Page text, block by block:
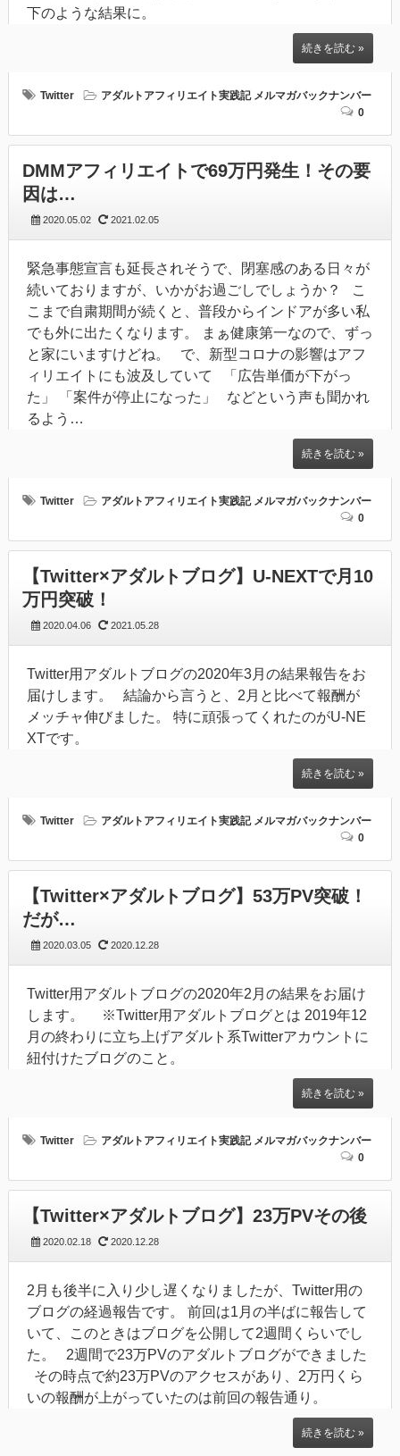
下のような結果に。
続きを読む »
Twitter アダルトアフィリエイト実践記 メルマガバックナンバー
0
DMMアフィリエイトで69万円発生！その要
因は…
2020.05.02 2021.02.05
緊急事態宣言も延長されそうで、閉塞感のある日々が
続いておりますが、いかがお過ごしでしょうか？ こ
こまで自粛期間が続くと、普段からインドアが多い私
でも外に出たくなります。 まぁ健康第一なので、ずっ
と家にいますけどね。 で、新型コロナの影響はアフ
ィリエイトにも波及していて 「広告単価が下がっ
た」 「案件が停止になった」 などという声も聞かれ
るよう…
続きを読む »
Twitter アダルトアフィリエイト実践記 メルマガバックナンバー
0
【Twitter×アダルトブログ】U-NEXTで月10
万円突破！
2020.04.06 2021.05.28
Twitter用アダルトブログの2020年3月の結果報告をお
届けします。 結論から言うと、2月と比べて報酬が
メッチャ伸びました。 特に頑張ってくれたのがU-NE
XTです。
続きを読む »
Twitter アダルトアフィリエイト実践記 メルマガバックナンバー
0
【Twitter×アダルトブログ】53万PV突破！
だが…
2020.03.05 2020.12.28
Twitter用アダルトブログの2020年2月の結果をお届け
します。 ※Twitter用アダルトブログとは 2019年12
月の終わりに立ち上げアダルト系Twitterアカウントに
紐付けたブログのこと。
続きを読む »
Twitter アダルトアフィリエイト実践記 メルマガバックナンバー
0
【Twitter×アダルトブログ】23万PVその後
2020.02.18 2020.12.28
2月も後半に入り少し遅くなりましたが、Twitter用の
ブログの経過報告です。 前回は1月の半ばに報告して
いて、このときはブログを公開して2週間くらいでし
た。 2週間で23万PVのアダルトブログができました
その時点で約23万PVのアクセスがあり、2万円くら
いの報酬が上がっていたのは前回の報告通り。
続きを読む »